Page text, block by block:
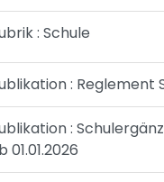
: Schule
: Reglement
:
01.01.2026